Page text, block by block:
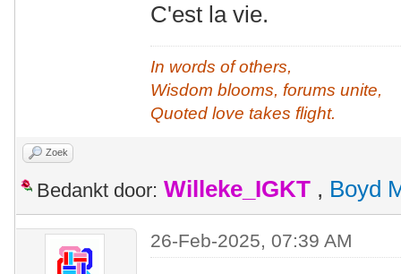
C'est la vie.
In words of others,
Wisdom blooms, forums unite,
Quoted love takes flight.
Zoek
Bedankt door: Willeke_IGKT , Boyd
26-Feb-2025, 07:39 AM